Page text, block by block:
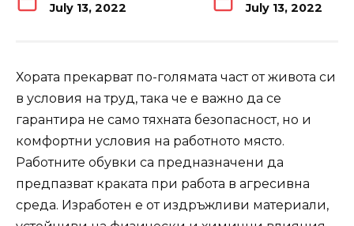
July 13, 2022 July 13, 2022
Хората прекарват по-голямата част от живота си
в условия на труд, така че е важно да се
гарантира не само тяхната безопасност, но и
комфортни условия на работното място.
Работните обувки са предназначени да
предпазват краката при работа в агресивна
среда. Изработен е от издръжливи материали,